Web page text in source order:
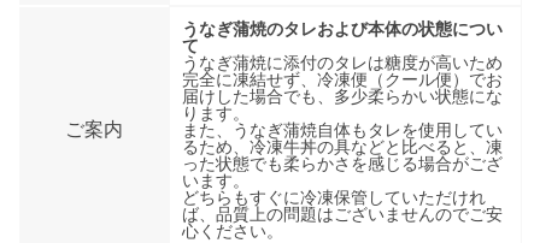
ご案内
うなぎ蒲焼のタレおよび本体の状態につい
て
うなぎ蒲焼に添付のタレは糖度が高いため
完全に凍結せず、冷凍便（クール便）でお
届けした場合でも、多少柔らかい状態にな
ります。
また、うなぎ蒲焼自体もタレを使用してい
るため、冷凍牛丼の具などと比べると、凍
った状態でも柔らかさを感じる場合がござ
います。
どちらもすぐに冷凍保管していただけれ
ば、品質上の問題はございませんのでご安
心ください。